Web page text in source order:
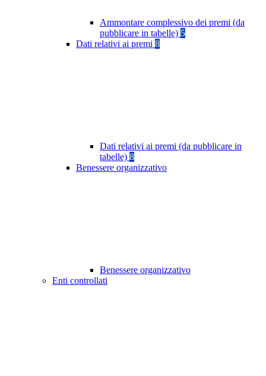
Ammontare complessivo dei premi (da
pubblicare in tabelle) 5
Dati relativi ai premi 8
Dati relativi ai premi (da pubblicare in
tabelle) 8
Benessere organizzativo
Benessere organizzativo
Enti controllati